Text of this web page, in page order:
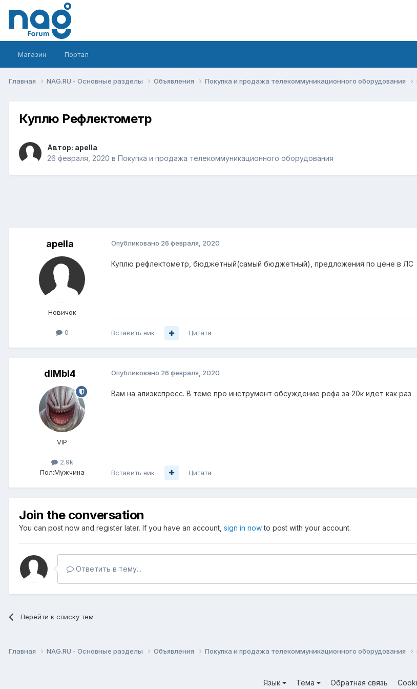
Магазин Портал
Главная NAG.RU - Основные разделы Объявления Покупка и продажа телекоммуникационного оборудования
Куплю Рефлектометр
Автор: apella
26 февраля, 2020 в Покупка и продажа телекоммуникационного оборудования
apella
Новичок
0
Опубликовано 26 февраля, 2020
Куплю рефлектометр, бюджетный(самый бюджетный), предложения по цене в ЛС
Вставить ник Цитата
dIMbI4
VIP
2.9k
Пол:Мужчина
Опубликовано 26 февраля, 2020
Вам на алиэкспресс. В теме про инструмент обсуждение рефа за 20к идет как раз
Вставить ник Цитата
Join the conversation
You can post now and register later. If you have an account, sign in nowto post with your account.
Ответить в тему...
Перейти к списку тем
Главная NAG.RU - Основные разделы Объявления Покупка и продажа телекоммуникационного оборудования
Язык Тема Обратная связь